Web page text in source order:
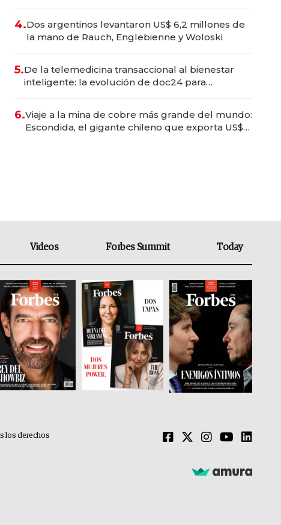
4.Dos argentinos levantaron US$ 6,2 millones de
la mano de Rauch, Englebienne y Woloski
5.De la telemedicina transaccional al bienestar
inteligente: la evolución de doc24 para
6.Viaje a la mina de cobre más grande del mundo:
Escondida, el gigante chileno que exporta US$
Videos Forbes Summit Today
los derechos